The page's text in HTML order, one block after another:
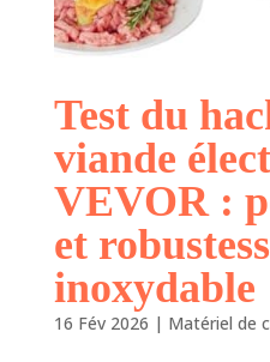
Test du
viande
VEVOR :
et
inoxydable
16 Fév 2026 | Matériel de